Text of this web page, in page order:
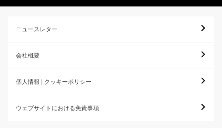
ニュースレター
会社概要
個人情報 | クッキーポリシー
ウェブサイトにおける免責事項